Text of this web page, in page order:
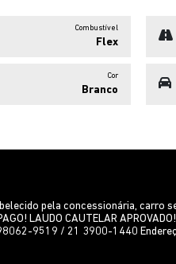
Combustível
Flex
Cor
Branco
pela concessionária, carro
LAUDO CAUTELAR APROVADO!
98062-9519 / 21 3900-1440